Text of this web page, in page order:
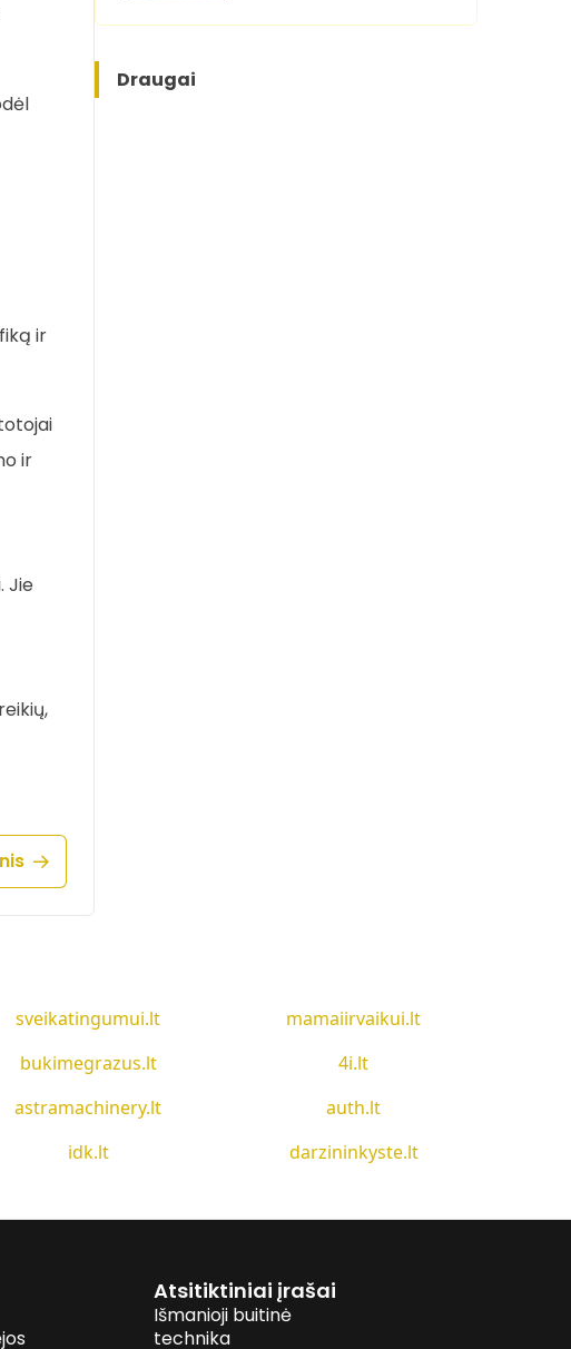
ir
ir
Jie
Draugai
sveikatingumui.lt
mamaiirvaikui.lt
bukimegrazus.lt
4i.lt
astramachinery.lt
auth.lt
idk.lt darzininkyste.lt
Atsitiktiniai įrašai
Išmanioji buitinė
technika